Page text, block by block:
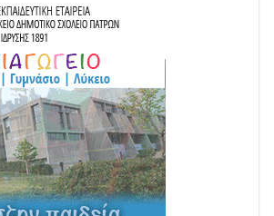
μέρος στο Λυγιά Ναυπάκτου
η Παράκαμψη του Κέντρου
τμήμα Βόνιτσα – Άγιος Νικόλαος